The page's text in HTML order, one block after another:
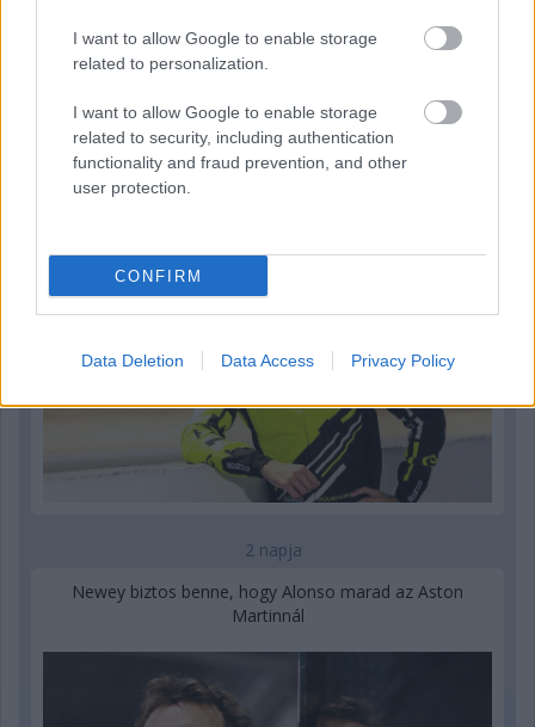
I want to allow Google to enable storage
related to personalization.
I want to allow Google to enable storage
related to security, including authentication
functionality and fraud prevention, and other
user protection.
CONFIRM
Data Deletion Data Access Privacy Policy
2 napja
Újabb korábbi F2-es bajnok folytatja a Formula-E-ben
2 napja
Newey biztos benne, hogy Alonso marad az Aston
Martinnál